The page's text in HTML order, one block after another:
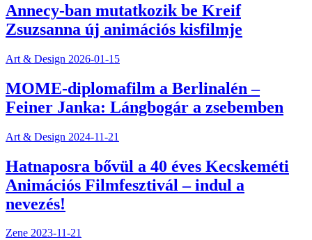
Annecy-ban mutatkozik be Kreif
Zsuzsanna új animációs kisfilmje
Art & Design 2026-01-15
MOME-diplomafilm a Berlinalén –
Feiner Janka: Lángbogár a zsebemben
Art & Design 2024-11-21
Hatnaposra bővül a 40 éves Kecskeméti
Animációs Filmfesztivál – indul a
nevezés!
Zene 2023-11-21